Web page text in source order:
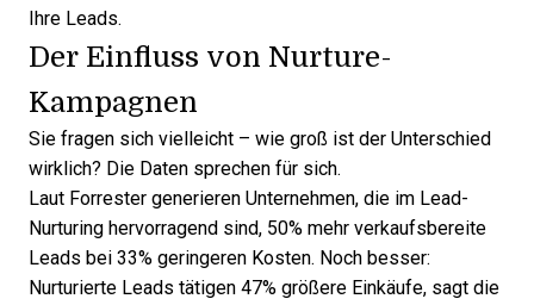
Ihre Leads.
Der Einfluss von Nurture-
Kampagnen
Sie fragen sich vielleicht – wie groß ist der Unterschied
wirklich? Die Daten sprechen für sich.
Laut Forrester generieren Unternehmen, die im Lead-
Nurturing hervorragend sind, 50% mehr verkaufsbereite
Leads bei 33% geringeren Kosten. Noch besser:
Nurturierte Leads tätigen 47% größere Einkäufe, sagt die